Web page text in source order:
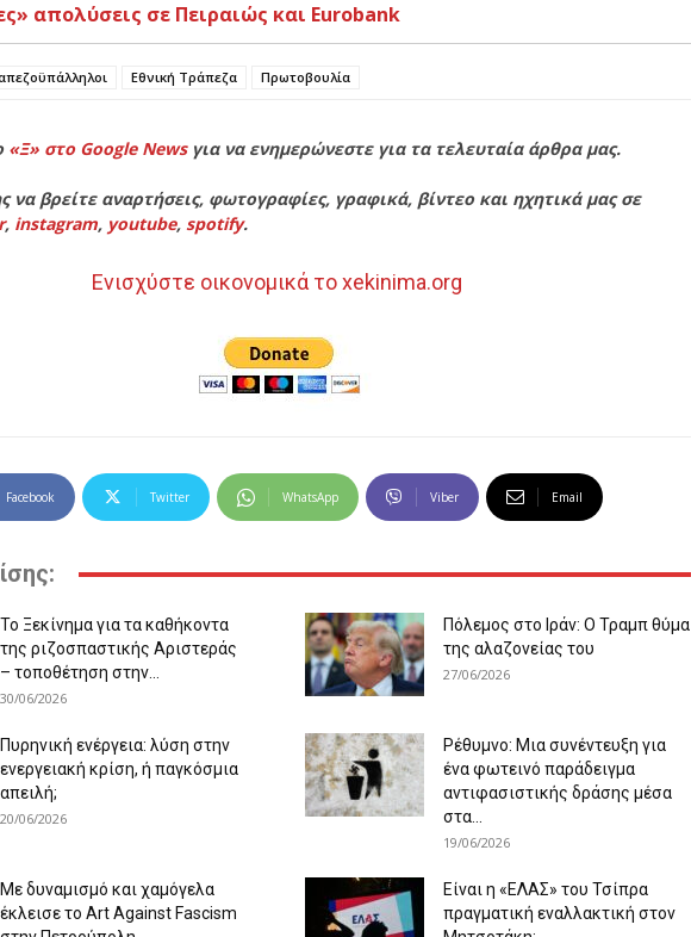
απολύσεις σε Πειραιώς και Eurobank
Εθνική Τράπεζα Πρωτοβουλία
«Ξ» στο Google Newsγια να ενημερώνεστε για τα τελευταία άρθρα μας.
να βρείτε αναρτήσεις, φωτογραφίες, γραφικά, βίντεο και ηχητικά μας σε
, instagram, youtube, spotify.
Ενισχύστε οικονομικά το xekinima.org
Facebook Twitter WhatsApp Viber Email
Το Ξεκίνημα για τα καθήκοντα
της ριζοσπαστικής Αριστεράς
– τοποθέτηση στην...
30/06/2026
Πόλεμος στο Ιράν: Ο Τραμπ θύμα
της αλαζονείας του
27/06/2026
Πυρηνική ενέργεια: λύση στην
ενεργειακή κρίση, ή παγκόσμια
απειλή;
20/06/2026
Ρέθυμνο: Μια συνέντευξη για
ένα φωτεινό παράδειγμα
αντιφασιστικής δράσης μέσα
στα...
19/06/2026
Με δυναμισμό και χαμόγελα
έκλεισε το Art Against Fascism
Είναι η «ΕΛΑΣ» του Τσίπρα
πραγματική εναλλακτική στον